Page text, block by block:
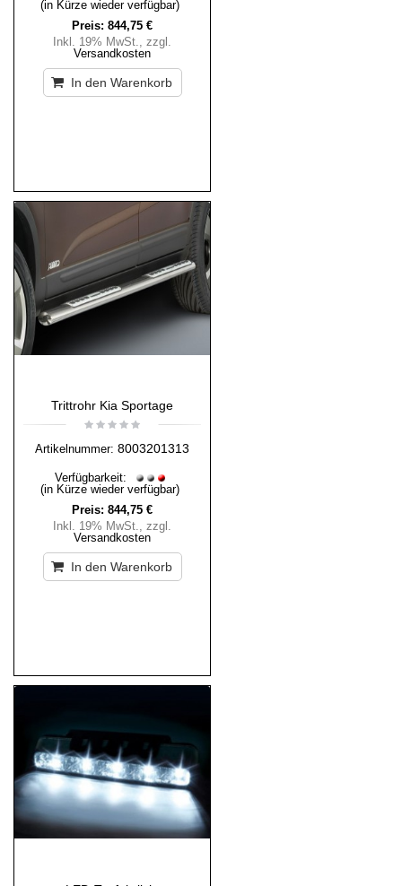
(in Kürze wieder verfügbar)
Preis: 844,75 €
Inkl. 19% MwSt., zzgl.
Versandkosten
In den Warenkorb
Trittrohr Kia Sportage
Artikelnummer: 8003201313
Verfügbarkeit:
(in Kürze wieder verfügbar)
Preis: 844,75 €
Inkl. 19% MwSt., zzgl.
Versandkosten
In den Warenkorb